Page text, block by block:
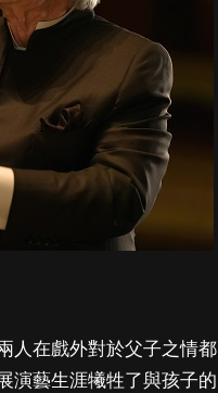
人在戲外對於父子之情都
演藝生涯犧牲了與孩子的